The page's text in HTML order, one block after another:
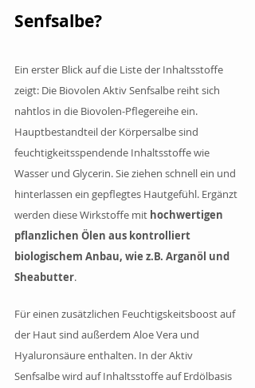
Senfsalbe?
Ein erster Blick auf die Liste der Inhaltsstoffe
zeigt: Die Biovolen Aktiv Senfsalbe reiht sich
nahtlos in die Biovolen-Pflegereihe ein.
Hauptbestandteil der Körpersalbe sind
feuchtigkeitsspendende Inhaltsstoffe wie
Wasser und Glycerin. Sie ziehen schnell ein und
hinterlassen ein gepflegtes Hautgefühl. Ergänzt
werden diese Wirkstoffe mit hochwertigen
pflanzlichen Ölen aus kontrolliert
biologischem Anbau, wie z.B. Arganöl und
Sheabutter.
Für einen zusätzlichen Feuchtigskeitsboost auf
der Haut sind außerdem Aloe Vera und
Hyaluronsäure enthalten. In der Aktiv
Senfsalbe wird auf Inhaltsstoffe auf Erdölbasis